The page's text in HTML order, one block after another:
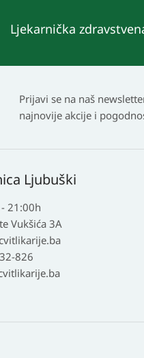
Ljekarnička
Prijavi se na naš
najnovije akcije i
Ljubuški
21:00h
Vukšića 3A
826